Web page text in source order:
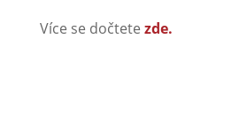
Více se dočtete zde.